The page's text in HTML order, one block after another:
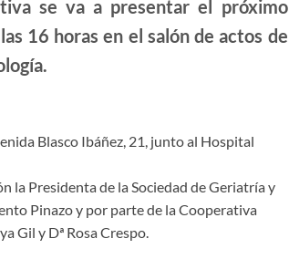
se va a presentar el próximo
16 horas en el salón de actos de
Blasco Ibáñez, 21, junto al Hospital
la Presidenta de la Sociedad de Geriatría y
Pinazo y por parte de la Cooperativa
Gil y Dª Rosa Crespo.